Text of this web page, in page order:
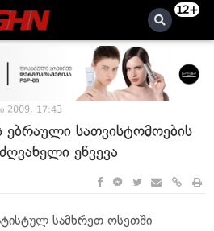
12+
2009, 17:43
ებრაული სათვისტომოების
ეწვევა
სამხრეთ ოსეთში